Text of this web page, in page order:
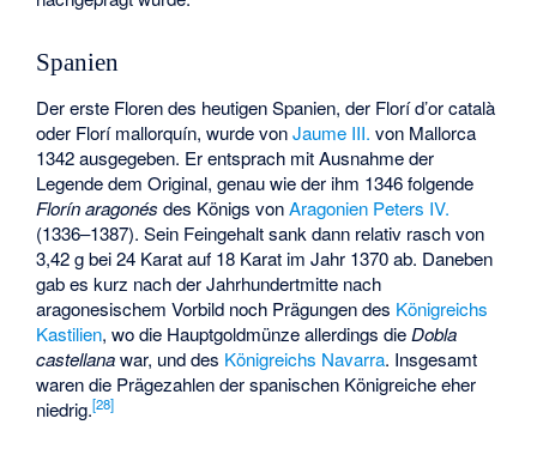
Spanien
Der erste Floren des heutigen Spanien, der Florí d’or català
oder Florí mallorquín, wurde vonJaume III. von Mallorca
1342 ausgegeben. Er entsprach mit Ausnahme der
Legende dem Original, genau wie der ihm 1346 folgende
Florín aragonés des Königs vonAragonien Peters IV.
(1336–1387). Sein Feingehalt sank dann relativ rasch von
3,42 g bei 24 Karat auf 18 Karat im Jahr 1370 ab. Daneben
gab es kurz nach der Jahrhundertmitte nach
aragonesischem Vorbild noch Prägungen des Königreichs
Kastilien, wo die Hauptgoldmünze allerdings dieDobla
castellanawar, und des Königreichs Navarra. Insgesamt
waren die Prägezahlen der spanischen Königreiche eher
niedrig.[28]